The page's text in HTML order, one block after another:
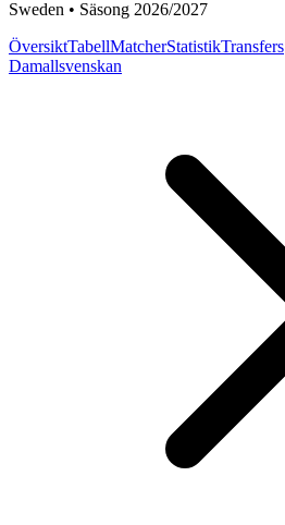
Sweden • Säsong 2026/2027
ÖversiktTabellMatcherStatistikTransfers
Damallsvenskan